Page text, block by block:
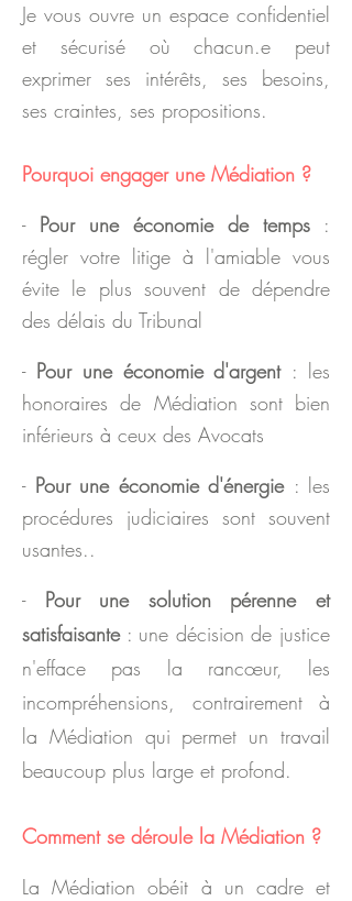
Je vous ouvre un espace confidentiel
et sécurisé où chacun.e peut
exprimer ses intérêts, ses besoins,
ses craintes, ses propositions.
Pourquoi engager une Médiation ?
- Pour une économie de temps :
régler votre litige à l'amiable vous
évite le plus souvent de dépendre
des délais du Tribunal
- Pour une économie d'argent : les
honoraires de Médiation sont bien
inférieurs à ceux des Avocats
- Pour une économie d'énergie : les
procédures judiciaires sont souvent
usantes..
- Pour une solution pérenne et
satisfaisante: une décision de justice
n'efface pas la rancœur, les
incompréhensions, contrairement à
la Médiation qui permet un travail
beaucoup plus large et profond.
Comment se déroule la Médiation ?
La Médiation obéit à un cadre et